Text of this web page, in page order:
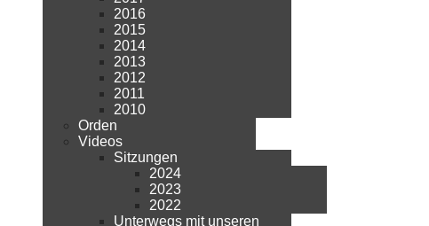
2016
2015
2014
2013
2012
2011
2010
Orden
Videos
Sitzungen
2024
2023
2022
Unterwegs mit unseren